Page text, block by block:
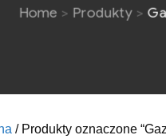
Home Produkty
/ Produkty oznaczone